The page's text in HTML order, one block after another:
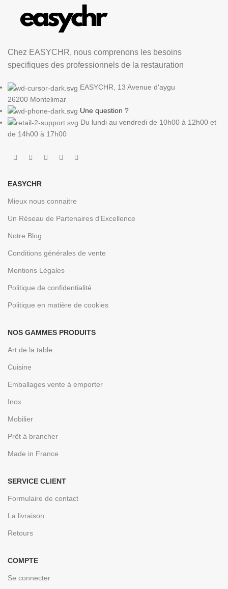
Chez EASYCHR, nous comprenons les besoins
specifiques des professionnels de la restauration
EASYCHR, 13 Avenue d'aygu
26200 Montelimar
Une question ?
Du lundi au vendredi de 10h00 à 12h00 et
de 14h00 à 17h00
EASYCHR
Mieux nous connaitre
Un Réseau de Partenaires d’Excellence
Notre Blog
Conditions générales de vente
Mentions Légales
Politique de confidentialité
Politique en matière de cookies
NOS GAMMES PRODUITS
Art de la table
Cuisine
Emballages vente à emporter
Inox
Mobilier
Prêt à brancher
Made in France
SERVICE CLIENT
Formulaire de contact
La livraison
Retours
COMPTE
Se connecter